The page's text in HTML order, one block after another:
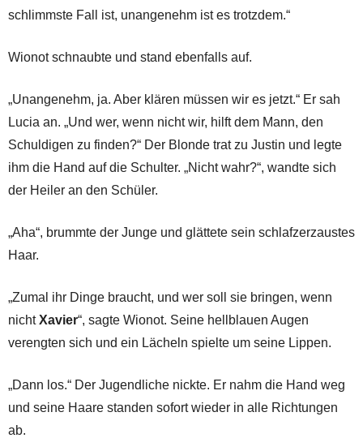
schlimmste Fall ist, unangenehm ist es trotzdem.“
Wionot schnaubte und stand ebenfalls auf.
„Unangenehm, ja. Aber klären müssen wir es jetzt.“ Er sah
Lucia an. „Und wer, wenn nicht wir, hilft dem Mann, den
Schuldigen zu finden?“ Der Blonde trat zu Justin und legte
ihm die Hand auf die Schulter. „Nicht wahr?“, wandte sich
der Heiler an den Schüler.
„Aha“, brummte der Junge und glättete sein schlafzerzaustes
Haar.
„Zumal ihr Dinge braucht, und wer soll sie bringen, wenn
nichtXavier“, sagte Wionot. Seine hellblauen Augen
verengten sich und ein Lächeln spielte um seine Lippen.
„Dann los.“ Der Jugendliche nickte. Er nahm die Hand weg
und seine Haare standen sofort wieder in alle Richtungen
ab.